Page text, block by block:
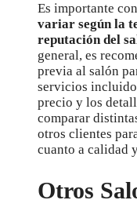
Es importante
variar según la
reputación del
general, es
previa al salón
servicios
precio y los
comparar
otros clientes
cuanto a calidad
Otros